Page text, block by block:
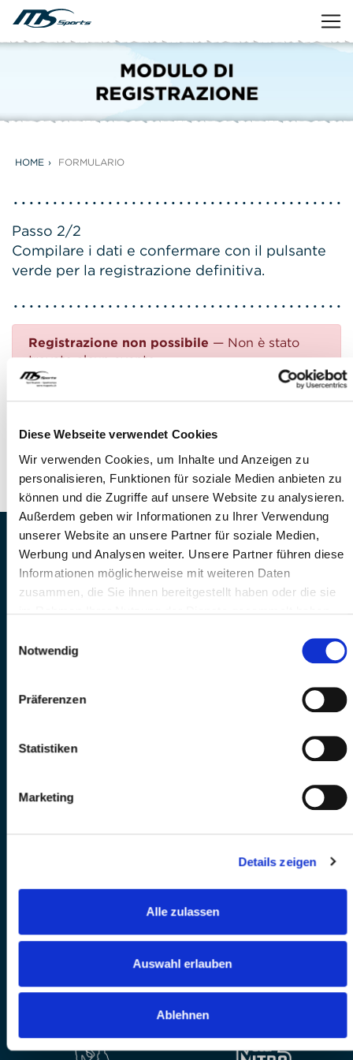
Diese Webseite verwendet Cookies
Wir verwenden Cookies, um Inhalte und Anzeigen zu
personalisieren, Funktionen für soziale Medien anbieten zu
können und die Zugriffe auf unsere Website zu analysieren.
Außerdem geben wir Informationen zu Ihrer Verwendung
unserer Website an unsere Partner für soziale Medien,
Werbung und Analysen weiter. Unsere Partner führen diese
Informationen möglicherweise mit weiteren Daten
zusammen, die Sie ihnen bereitgestellt haben oder die sie
Notwendig
Präferenzen
Statistiken
Marketing
Details zeigen
Alle zulassen
Auswahl erlauben
Ablehnen
HOME FORMULARIO
Passo 2/2
Compilare i dati e confermare con il pulsante
verde per la registrazione definitiva.
Registrazione non possibile — Non è stato
trovato alcun evento.
DOMANDE?
E-Mail: info@mssports.ch
MS Sports AG • Sonnenrain 3b • CH-6221
Rickenbach
Telefon: +41 41 260 33 67 • E-